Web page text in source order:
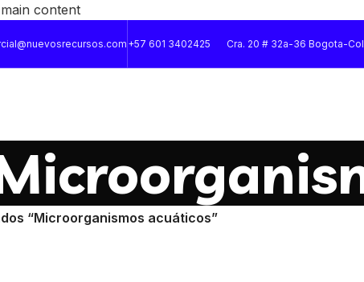
content
+57 601 3402425 Cra. 20 # 32a-36 Bogota-
“Microorganismos acuáticos”